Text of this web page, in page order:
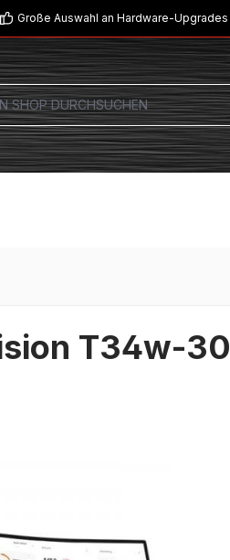
Große Auswahl an Hardware-Upgrades
T34w-30